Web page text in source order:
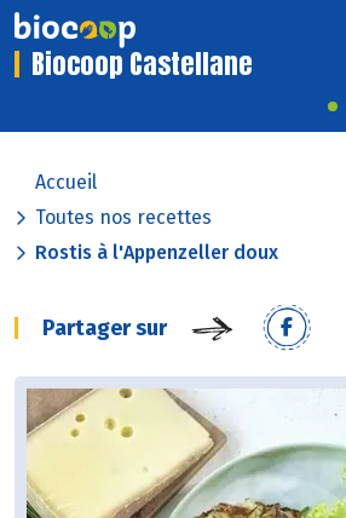
Biocoop Castellane
Accueil
Toutes nos recettes
Rostis à l'Appenzeller doux
Partager sur